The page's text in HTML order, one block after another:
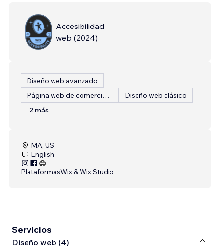
Accesibilidad
web (2024)
Diseño web avanzado
Página web de comercio electrónico
Diseño web clásico
2 más
MA, US
English
PlataformasWix & Wix Studio
Servicios
Diseño web (4)